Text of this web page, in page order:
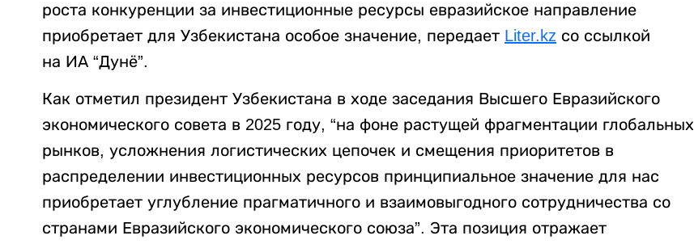
роста конкуренции за инвестиционные ресурсы евразийское направление
приобретает для Узбекистана особое значение, передает Liter.kz со ссылкой
на ИА “Дунё”.
Как отметил президент Узбекистана в ходе заседания Высшего Евразийского
экономического совета в 2025 году, “на фоне растущей фрагментации глобальных
рынков, усложнения логистических цепочек и смещения приоритетов в
распределении инвестиционных ресурсов принципиальное значение для нас
приобретает углубление прагматичного и взаимовыгодного сотрудничества со
странами Евразийского экономического союза”. Эта позиция отражает